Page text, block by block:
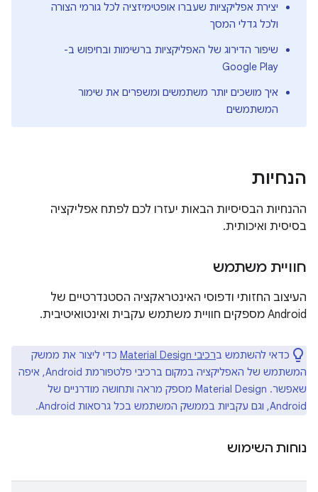
יצירת אפליקציות שעברו אופטימיזציה לכל גורמי הצורה
ולכל גדלי המסך
שיפור הדירוג של האפליקציות ברשימות ובחיפוש ב-
Google Play
איך מושכים יותר משתמשים ומשפרים את שימור
המשתמשים
הנחיות
ההנחיות הבסיסיות הבאות יעזרו לכם לפתח אפליקציה
בסיסית ואיכותית.
חוויית משתמש
העיצוב החזותי ודפוסי האינטראקציה הסטנדרטיים של
Android מספקים חוויית משתמש עקבית ואינטואיטיבית.
כדאי להשתמש ברכיבי Material Design
כדי ליצור את ממשק
המשתמש של האפליקציה במקום ברכיבי פלטפורמת Android, איפה
שאפשר. ‫Material Design מספק מראה ותחושה מודרניים של
Android, וגם עקביות בממשק המשתמש בכל גרסאות Android.
נוחות השימוש